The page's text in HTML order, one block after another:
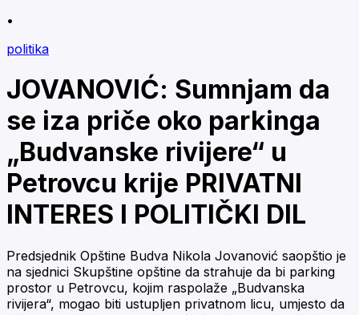
•
politika
JOVANOVIĆ: Sumnjam da
se iza priče oko parkinga
„Budvanske rivijere“ u
Petrovcu krije PRIVATNI
INTERES I POLITIČKI DIL
Predsjednik Opštine Budva Nikola Jovanović saopštio je
na sjednici Skupštine opštine da strahuje da bi parking
prostor u Petrovcu, kojim raspolaže „Budvanska
rivijera“, mogao biti ustupljen privatnom licu, umjesto da